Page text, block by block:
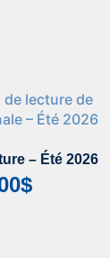
– Été 2026
$